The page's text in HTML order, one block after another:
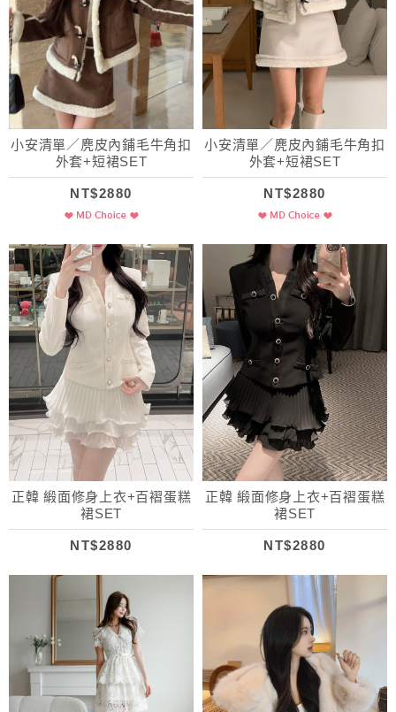
小安清單／麂皮內鋪毛牛角扣
外套+短裙SET
NT$2880
小安清單／麂皮內鋪毛牛角扣
外套+短裙SET
NT$2880
正韓 緞面修身上衣+百褶蛋糕
裙SET
NT$2880
正韓 緞面修身上衣+百褶蛋糕
裙SET
NT$2880